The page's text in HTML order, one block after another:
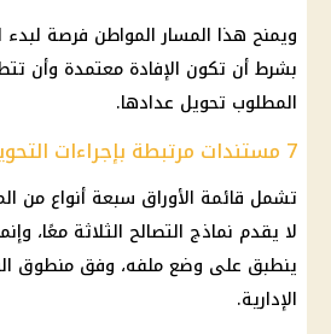
ويمنح هذا المسار المواطن فرصة لبدء
بشرط أن تكون الإفادة معتمدة وأن
المطلوب تحويل عدادها.
7 مستندات مرتبطة بإجراءات التحويل
تشمل قائمة الأوراق سبعة أنواع من
لا يقدم نماذج التصالح الثلاثة معًا،
ينطبق على وضع ملفه، وفق منطوق
الإدارية.